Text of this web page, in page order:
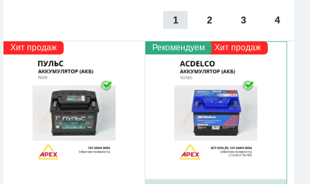
1 2 3 4
Хит продаж Рекомендуем Хит продаж